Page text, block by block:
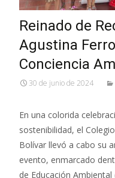
Reinado de
Agustina
Conciencia
30 de junio de 2024
En una colorida
sostenibilidad, el
Bolívar llevó a cabo su
evento, enmarcado
de Educación